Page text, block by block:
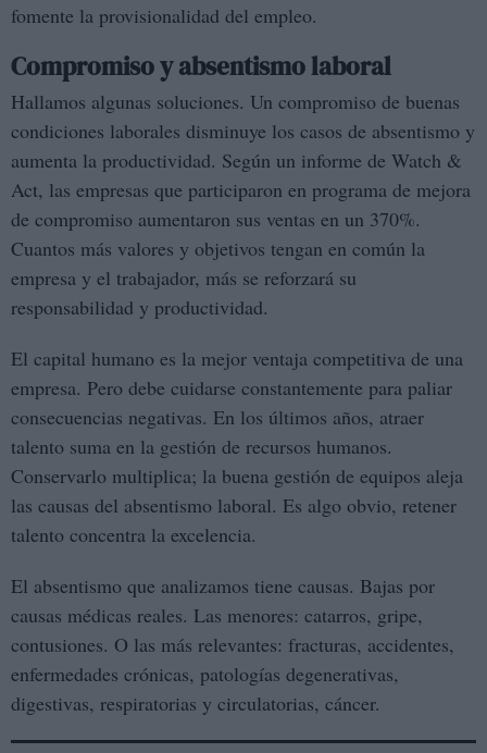
fomente la provisionalidad del empleo.
Compromiso y absentismo laboral
Hallamos algunas soluciones. Un compromiso de buenas
condiciones laborales disminuye los casos de absentismo y
aumenta la productividad. Según un informe de Watch &
Act, las empresas que participaron en programa de mejora
de compromiso aumentaron sus ventas en un 370%.
Cuantos más valores y objetivos tengan en común la
empresa y el trabajador, más se reforzará su
responsabilidad y productividad.
El capital humano es la mejor ventaja competitiva de una
empresa. Pero debe cuidarse constantemente para paliar
consecuencias negativas. En los últimos años, atraer
talento suma en la gestión de recursos humanos.
Conservarlo multiplica; la buena gestión de equipos aleja
las causas del absentismo laboral. Es algo obvio, retener
talento concentra la excelencia.
El absentismo que analizamos tiene causas. Bajas por
causas médicas reales. Las menores: catarros, gripe,
contusiones. O las más relevantes: fracturas, accidentes,
enfermedades crónicas, patologías degenerativas,
digestivas, respiratorias y circulatorias, cáncer.